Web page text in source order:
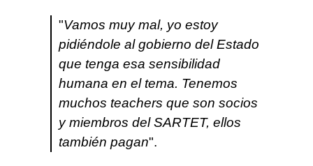
"Vamos muy mal, yo estoy
pidiéndole al gobierno del Estado
que tenga esa sensibilidad
humana en el tema. Tenemos
muchos teachers que son socios
y miembros del SARTET, ellos
también pagan".